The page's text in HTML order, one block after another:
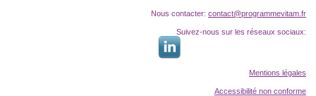
Nous contacter: contact@programmevitam.fr
Suivez-nous sur les réseaux sociaux:
Mentions légales
Accessibilité non conforme